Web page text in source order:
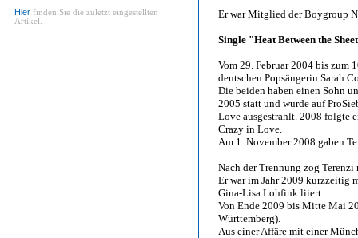
Hier finden Sie die zuletzt eingestellten
Artikel.
Er war Mitglied der Boygroup
Single "Heat Between the
Vom 29. Februar 2004 bis zum
deutschen Popsängerin Sarah
Die beiden haben einen Sohn
2005 statt und wurde auf
Love ausgestrahlt. 2008 folgte
Crazy in Love.
Am 1. November 2008 gaben
Nach der Trennung zog
Er war im Jahr 2009 kurzzeitig
Gina-Lisa Lohfink liiert.
Von Ende 2009 bis Mitte Mai
Württemberg).
Aus einer Affäre mit einer